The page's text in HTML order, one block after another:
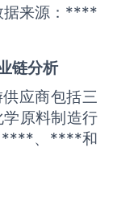
据来源：****
链分析
应商包括三
原料制造行
****、****和